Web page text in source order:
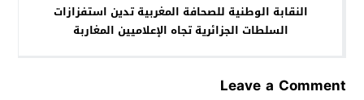
النقابة الوطنية للصحافة المغربية تدين استفزازات
السلطات الجزائرية تجاه الإعلاميين المغاربة
Leave a Comment